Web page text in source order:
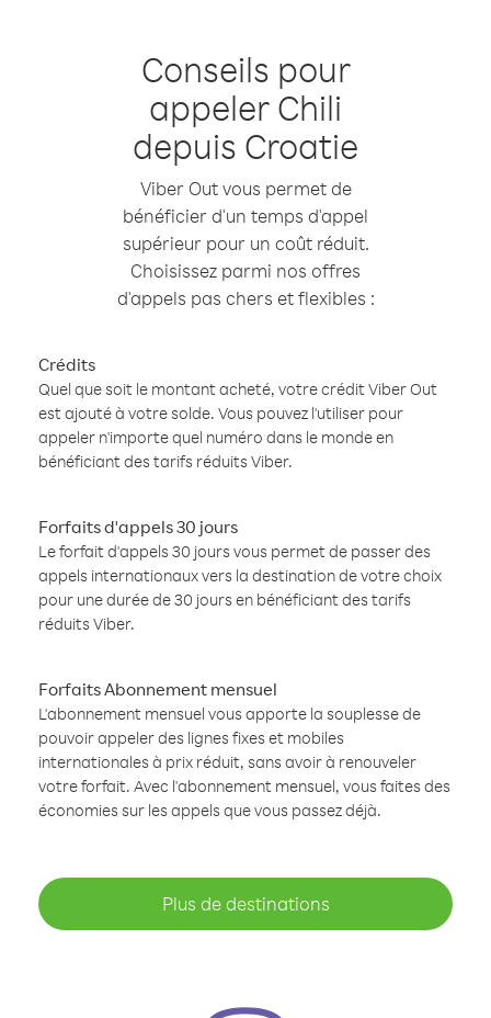
Conseils pour
appeler Chili
depuis Croatie
Viber Out vous permet de
bénéficier d'un temps d'appel
supérieur pour un coût réduit.
Choisissez parmi nos offres
d'appels pas chers et flexibles :
Crédits
Quel que soit le montant acheté, votre crédit Viber Out
est ajouté à votre solde. Vous pouvez l'utiliser pour
appeler n'importe quel numéro dans le monde en
bénéficiant des tarifs réduits Viber.
Forfaits d'appels 30 jours
Le forfait d'appels 30 jours vous permet de passer des
appels internationaux vers la destination de votre choix
pour une durée de 30 jours en bénéficiant des tarifs
réduits Viber.
Forfaits Abonnement mensuel
L'abonnement mensuel vous apporte la souplesse de
pouvoir appeler des lignes fixes et mobiles
internationales à prix réduit, sans avoir à renouveler
votre forfait. Avec l'abonnement mensuel, vous faites des
économies sur les appels que vous passez déjà.
Plus de destinations